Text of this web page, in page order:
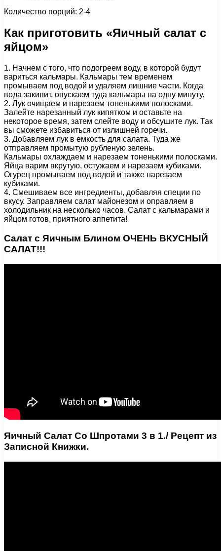
Количество порций: 2-4
Как приготовить «Яичный салат с
яйцом»
1. Начнем с того, что подогреем воду, в которой будут
вариться кальмары. Кальмары тем временем
промываем под водой и удаляем лишние части. Когда
вода закипит, опускаем туда кальмары на одну минуту.
2. Лук очищаем и нарезаем тоненькими полосками.
Залейте нарезанный лук кипятком и оставьте на
некоторое время, затем слейте воду и обсушите лук. Так
вы сможете избавиться от излишней горечи.
3. Добавляем лук в емкость для салата. Туда же
отправляем промытую рубленую зелень.
Кальмары охлаждаем и нарезаем тоненькими полосками.
Яйца варим вкрутую, остужаем и нарезаем кубиками.
Огурец промываем под водой и также нарезаем
кубиками.
4. Смешиваем все ингредиенты, добавляя специи по
вкусу. Заправляем салат майонезом и оправляем в
холодильник на несколько часов. Салат с кальмарами и
яйцом готов, приятного аппетита!
Салат с Яичным Блином ОЧЕНЬ ВКУСНЫЙ
САЛАТ!!!
Яичный Салат Со Шпротами 3 в 1./ Рецепт из
Записной Книжки.